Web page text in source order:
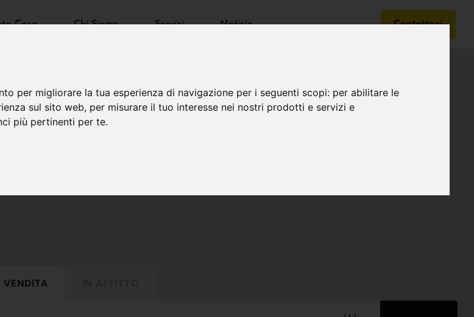
per migliorare la tua esperienza di navigazione per i seguenti scopi: per abilitare le
sul sito web, per misurare il tuo interesse nei nostri prodotti e servizi e
più pertinenti per te.
Casa Chi Siamo Servizi Notizie Contattaci
VENDITA